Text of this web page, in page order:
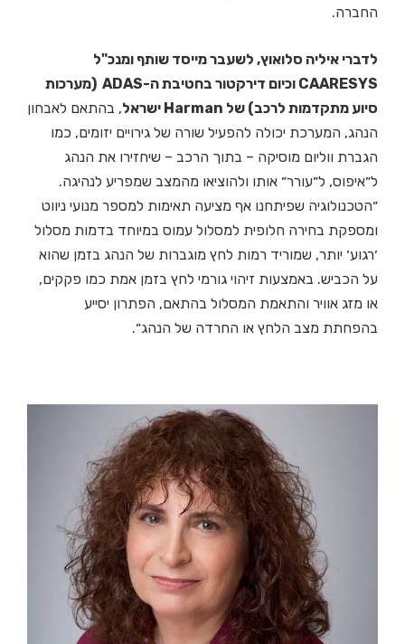
החברה.
לדברי איליה סלואוץ, לשעבר מייסד שותף ומנכ"ל
CAARESYS וכיום דירקטור בחטיבת ה-ADAS (מערכות
סיוע מתקדמות לרכב) של Harman ישראל
, בהתאם לאבחון
הנהג, המערכת יכולה להפעיל שורה של גירויים יזומים, כמו
הגברת ווליום מוסיקה – בתוך הרכב – שיחזירו את הנהג
ל״איפוס, ל״עורר״ אותו ולהוציאו מהמצב שמפריע לנהיגה.
״הטכנולוגיה שפיתחנו אף מציעה תאימות למספר מנועי ניווט
ומספקת בחירה חלופית למסלול עמוס במיוחד בדמות מסלול
׳רגוע׳ יותר, שמוריד רמות לחץ מוגברות של הנהג בזמן שהוא
על הכביש. באמצעות זיהוי גורמי לחץ בזמן אמת כמו פקקים,
או מזג אוויר והתאמת המסלול בהתאם, הפתרון יסייע
בהפחתת מצב הלחץ או החרדה של הנהג״.